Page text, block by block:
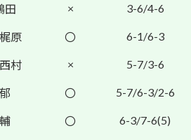
田 × 3-6/4-6
原 〇 6-1/6-3
村 × 5-7/3-6
〇 5-7/6-3/2-6
〇 6-3/7-6(5)